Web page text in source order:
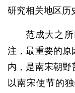
研究相关地区历
范成大之
注，最重要的原
内，是南宋朝野
以南宋使节的